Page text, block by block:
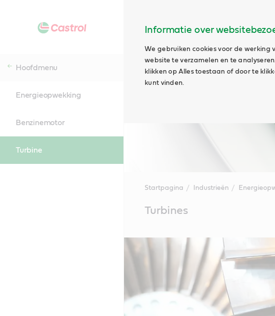
Informatie over
We gebruiken cookies voor de werking
website te verzamelen en te
klikken op Alles toestaan of door te
kunt vinden.
Hoofdmenu
Energieopwekking
Benzinemotor
Turbine
Startpagina Industrieën
ContentTurbines